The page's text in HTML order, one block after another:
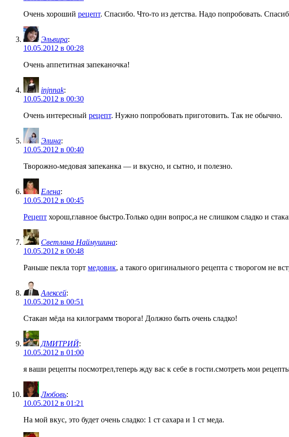
Очень хороший рецепт. Спасибо. Что-то из детства. Надо попробовать.
Эльвира:
10.05.2012 в 00:28
Очень аппетитная запеканочка!
injnnak:
10.05.2012 в 00:30
Очень интересный рецепт. Нужно попробовать приготовить. Так не обычно.
Элина:
10.05.2012 в 00:40
Творожно-медовая запеканка — и вкусно, и сытно, и полезно.
Елена:
10.05.2012 в 00:45
Рецепт хорош,главное быстро.Только один вопрос,а не слишком сладко и
Светлана Наймушина:
10.05.2012 в 00:48
Раньше пекла торт медовик, а такого оригинального рецепта с творогом не
Алексей:
10.05.2012 в 00:51
Стакан мёда на килограмм творога! Должно быть очень сладко!
ДМИТРИЙ:
10.05.2012 в 01:00
я ваши рецепты посмотрел,теперь жду вас к себе в гости.смотреть мои
Любовь:
10.05.2012 в 01:21
На мой вкус, это будет очень сладко: 1 ст сахара и 1 ст меда.